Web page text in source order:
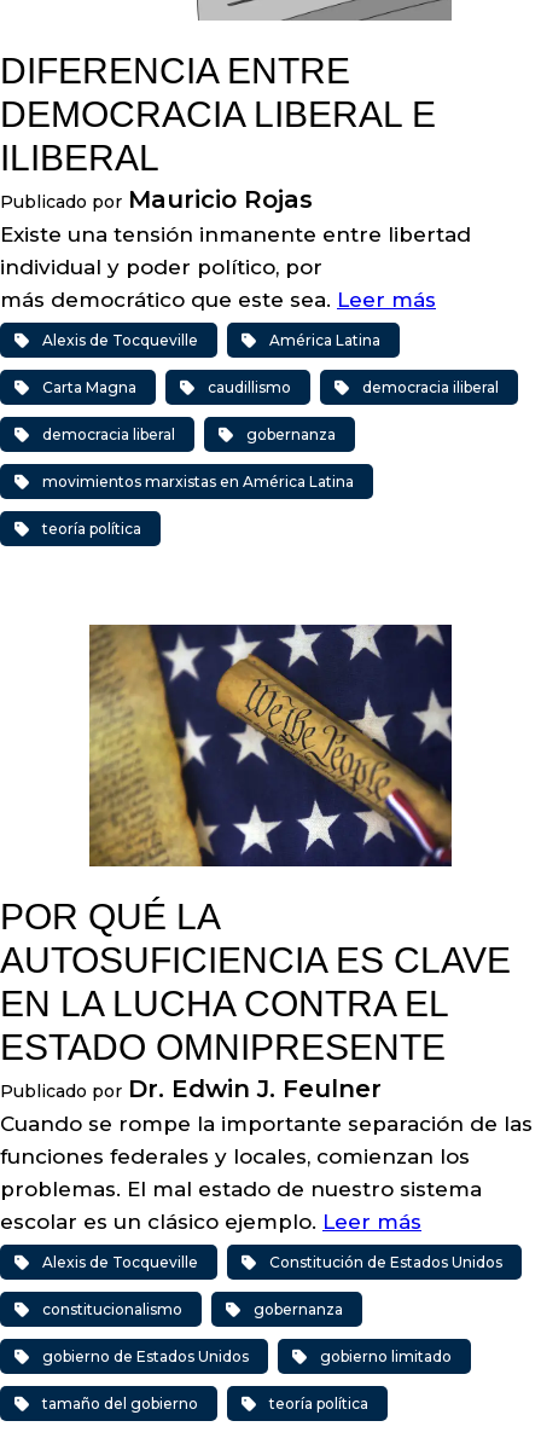
DIFERENCIA ENTRE
DEMOCRACIA LIBERAL E
ILIBERAL
Publicado por Mauricio Rojas
Existe una tensión inmanente entre libertad
individual y poder político, por
más democrático que este sea. Leer más
Alexis de Tocqueville América Latina
Carta Magna caudillismo democracia iliberal
democracia liberal gobernanza
movimientos marxistas en América Latina
teoría política
POR QUÉ LA
AUTOSUFICIENCIA ES CLAVE
EN LA LUCHA CONTRA EL
ESTADO OMNIPRESENTE
Publicado por Dr. Edwin J. Feulner
Cuando se rompe la importante separación de las
funciones federales y locales, comienzan los
problemas. El mal estado de nuestro sistema
escolar es un clásico ejemplo. Leer más
Alexis de Tocqueville Constitución de Estados Unidos
constitucionalismo gobernanza
gobierno de Estados Unidos gobierno limitado
tamaño del gobierno teoría política